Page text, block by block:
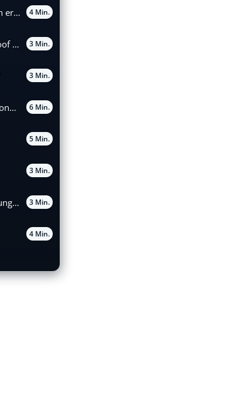
Die Blockchain verständlich erklärt 4 Min.
Proof of Work (PoW) vs Proof of Stake (PoS) 3 Min.
3 Min.
Die wichtigsten Krypto-Akronyme 6 Min.
5 Min.
3 Min.
Was bedeutet Diversifizierung des Portfolios? 3 Min.
4 Min.